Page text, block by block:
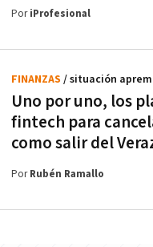
PoriProfesional
Uno por uno, los
fintech para
como salir del
FINANZAS / situación
PorRubén Ramallo